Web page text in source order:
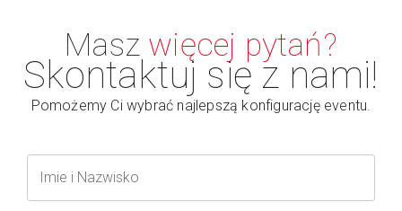
Masz więcej pytań?
Skontaktuj się z nami!
Pomożemy Ci wybrać najlepszą konfigurację eventu.